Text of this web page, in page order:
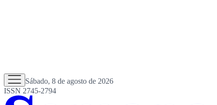
Sábado, 8 de agosto de 2026
ISSN 2745-2794